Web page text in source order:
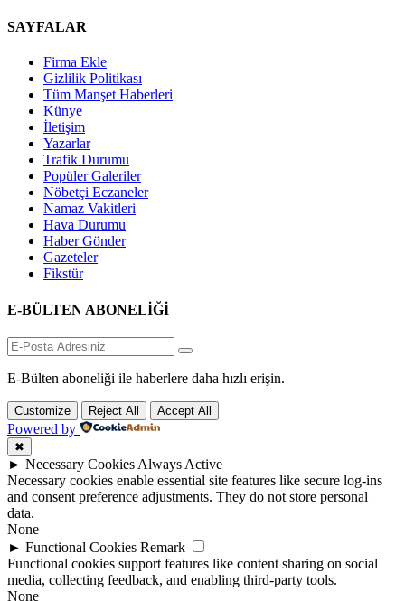
SAYFALAR
Firma Ekle
Gizlilik Politikası
Tüm Manşet Haberleri
Künye
İletişim
Yazarlar
Trafik Durumu
Popüler Galeriler
Nöbetçi Eczaneler
Namaz Vakitleri
Hava Durumu
Haber Gönder
Gazeteler
Fikstür
E-BÜLTEN ABONELİĞİ
E-Bülten aboneliği ile haberlere daha hızlı erişin.
Customize Reject All Accept All
Powered by
✖
► Necessary Cookies Always Active
Necessary cookies enable essential site features like secure log-ins
and consent preference adjustments. They do not store personal
data.
None
► Functional Cookies Remark
Functional cookies support features like content sharing on social
media, collecting feedback, and enabling third-party tools.
None